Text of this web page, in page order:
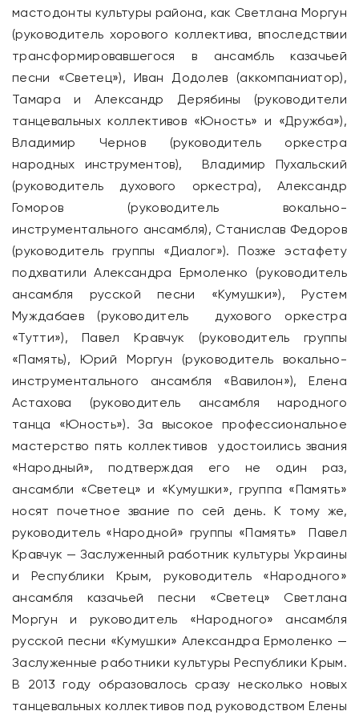
мастодонты культуры района, как Светлана Моргун
(руководитель хорового коллектива, впоследствии
трансформировавшегося в ансамбль казачьей
песни «Светец»), Иван Додолев (аккомпаниатор),
Тамара и Александр Дерябины (руководители
танцевальных коллективов «Юность» и «Дружба»),
Владимир Чернов (руководитель оркестра
народных инструментов), Владимир Пухальский
(руководитель духового оркестра), Александр
Гоморов (руководитель вокально-
инструментального ансамбля), Станислав Федоров
(руководитель группы «Диалог»). Позже эстафету
подхватили Александра Ермоленко (руководитель
ансамбля русской песни «Кумушки»), Рустем
Муждабаев (руководитель духового оркестра
«Тутти»), Павел Кравчук (руководитель группы
«Память), Юрий Моргун (руководитель вокально-
инструментального ансамбля «Вавилон»), Елена
Астахова (руководитель ансамбля народного
танца «Юность»). За высокое профессиональное
мастерство пять коллективов удостоились звания
«Народный», подтверждая его не один раз,
ансамбли «Светец» и «Кумушки», группа «Память»
носят почетное звание по сей день. К тому же,
руководитель «Народной» группы «Память» Павел
Кравчук — Заслуженный работник культуры Украины
и Республики Крым, руководитель «Народного»
ансамбля казачьей песни «Светец» Светлана
Моргун и руководитель «Народного» ансамбля
русской песни «Кумушки» Александра Ермоленко —
Заслуженные работники культуры Республики Крым.
В 2013 году образовалось сразу несколько новых
танцевальных коллективов под руководством Елены